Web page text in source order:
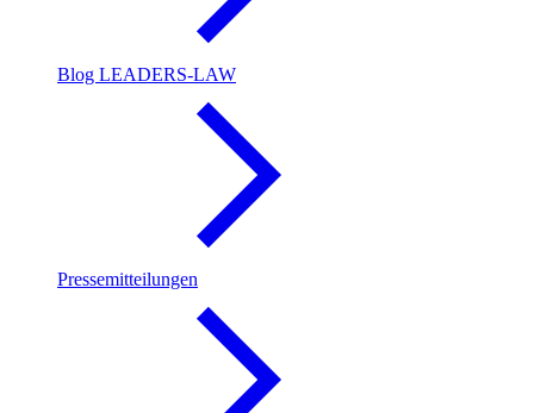
Blog LEADERS-LAW
Pressemitteilungen